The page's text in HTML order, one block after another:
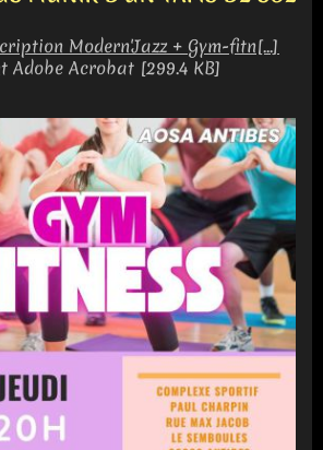
Modern'Jazz + Gym-fitn[...]
Adobe Acrobat [299.4 KB]